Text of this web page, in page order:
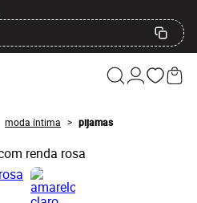
moda íntima > pijamas